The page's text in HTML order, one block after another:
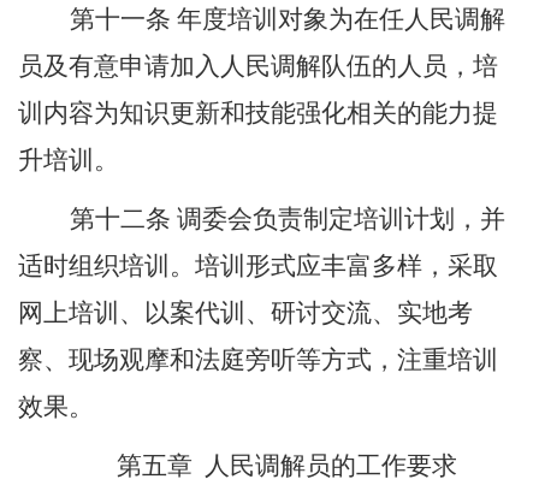
第十一条 年度培训对象为在任人民调解
员及有意申请加入人民调解队伍的人员，培
训内容为知识更新和技能强化相关的能力提
升培训。
第十二条 调委会负责制定培训计划，并
适时组织培训。培训形式应丰富多样，采取
网上培训、以案代训、研讨交流、实地考
察、现场观摩和法庭旁听等方式，注重培训
效果。
第五章 人民调解员的工作要求